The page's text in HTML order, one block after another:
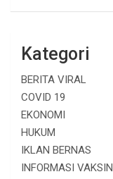
Kategori
BERITA VIRAL
COVID 19
EKONOMI
HUKUM
IKLAN BERNAS
INFORMASI VAKSIN